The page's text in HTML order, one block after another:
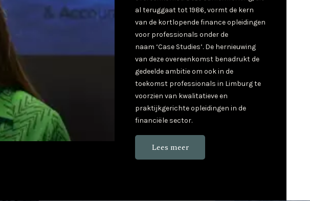
al teruggaat tot 1986, vormt de kern
van de kortlopende finance opleidingen
voor professionals onder de
naam ‘Case Studies’. De hernieuwing
van deze overeenkomst benadrukt de
gedeelde ambitie om ook in de
toekomst professionals in Limburg te
voorzien van kwalitatieve en
praktijkgerichte opleidingen in de
financiële sector.
Lees meer